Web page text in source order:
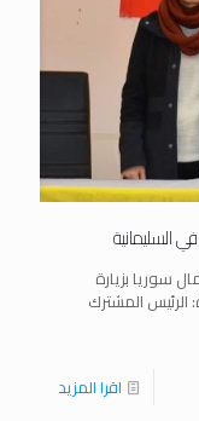
السليمانية
سوريا بزيارة
الرئيس المشترك
اقرا المزيد